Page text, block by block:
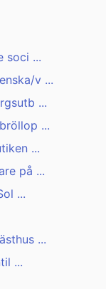
soci ...
v ...
...
...
...
på ...
...
...
...